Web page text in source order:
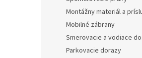
Montážny materiál a
Mobilné zábrany
Smerovacie a vodiace
Parkovacie dorazy